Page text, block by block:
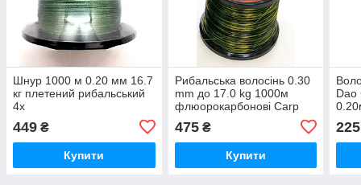
Шнур 1000 м 0.20 мм 16.7
кг плетений рибальський
4х
449 ₴
Купити
Рибальська волосінь 0.30
mm до 17.0 kg 1000м
флюорокарбонові Carp
475₴
Купити
Dao
225